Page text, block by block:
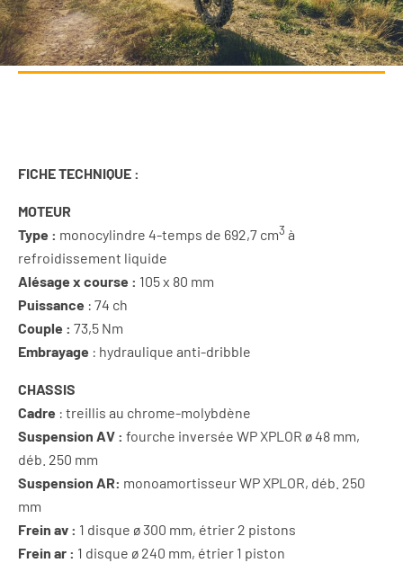
FICHE TECHNIQUE :
MOTEUR
Type : monocylindre 4-temps de 692,7 cm3 à
refroidissement liquide
Alésage x course : 105 x 80 mm
Puissance : 74 ch
Couple : 73,5 Nm
Embrayage : hydraulique anti-dribble
CHASSIS
Cadre : treillis au chrome-molybdène
Suspension AV : fourche inversée WP XPLOR ø 48 mm,
déb. 250 mm
Suspension AR: monoamortisseur WP XPLOR, déb. 250
mm
Frein av : 1 disque ø 300 mm, étrier 2 pistons
Frein ar : 1 disque ø 240 mm, étrier 1 piston